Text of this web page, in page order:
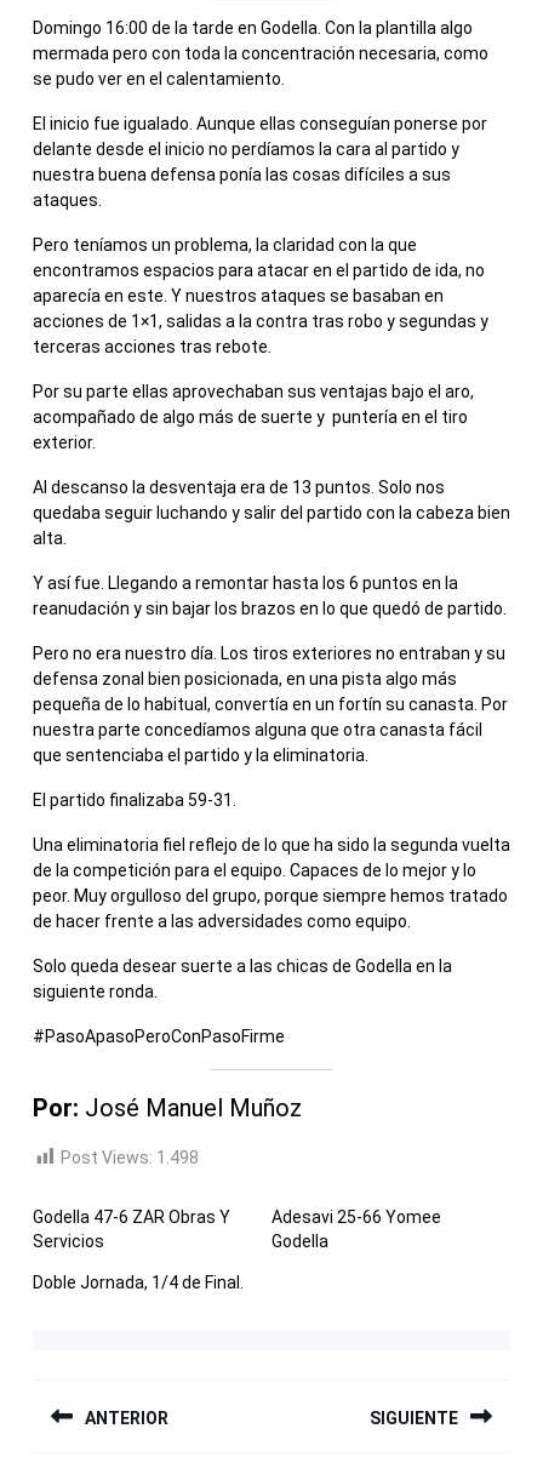
Domingo 16:00 de la tarde en Godella. Con la plantilla algo
mermada pero con toda la concentración necesaria, como
se pudo ver en el calentamiento.
El inicio fue igualado. Aunque ellas conseguían ponerse por
delante desde el inicio no perdíamos la cara al partido y
nuestra buena defensa ponía las cosas difíciles a sus
ataques.
Pero teníamos un problema, la claridad con la que
encontramos espacios para atacar en el partido de ida, no
aparecía en este. Y nuestros ataques se basaban en
acciones de 1×1, salidas a la contra tras robo y segundas y
terceras acciones tras rebote.
Por su parte ellas aprovechaban sus ventajas bajo el aro,
acompañado de algo más de suerte y puntería en el tiro
exterior.
Al descanso la desventaja era de 13 puntos. Solo nos
quedaba seguir luchando y salir del partido con la cabeza bien
alta.
Y así fue. Llegando a remontar hasta los 6 puntos en la
reanudación y sin bajar los brazos en lo que quedó de partido.
Pero no era nuestro día. Los tiros exteriores no entraban y su
defensa zonal bien posicionada, en una pista algo más
pequeña de lo habitual, convertía en un fortín su canasta. Por
nuestra parte concedíamos alguna que otra canasta fácil
que sentenciaba el partido y la eliminatoria.
El partido finalizaba 59-31.
Una eliminatoria fiel reflejo de lo que ha sido la segunda vuelta
de la competición para el equipo. Capaces de lo mejor y lo
peor. Muy orgulloso del grupo, porque siempre hemos tratado
de hacer frente a las adversidades como equipo.
Solo queda desear suerte a las chicas de Godella en la
siguiente ronda.
#PasoApasoPeroConPasoFirme
Por: José Manuel Muñoz
Post Views: 1.498
Godella 47-6 ZAR Obras Y
Servicios
Adesavi 25-66 Yomee
Godella
Doble Jornada, 1/4 de Final.
DE
ANTERIOR SIGUIENTE